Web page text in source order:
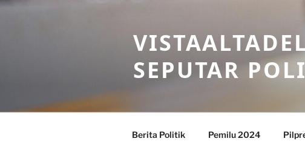
Skip
SEPUTAR
Berita Politik Pemilu 2024